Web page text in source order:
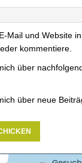
Mail und Website
kommentiere.
über
über neue